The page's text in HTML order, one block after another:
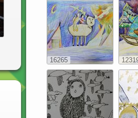
16265